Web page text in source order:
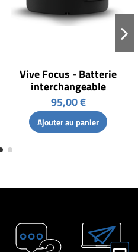
Vive Focus - Batterie
interchangeable
95,00 €
Ajouter au panier